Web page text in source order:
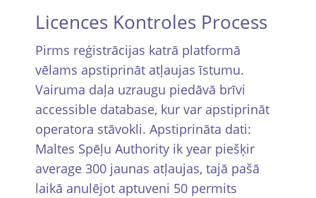
Licences Kontroles Process
Pirms reģistrācijas katrā platformā
vēlams apstiprināt atļaujas īstumu.
Vairuma daļa uzraugu piedāvā brīvi
accessible database, kur var apstiprināt
operatora stāvokli. Apstiprināta dati:
Maltes Spēļu Authority ik year piešķir
average 300 jaunas atļaujas, tajā pašā
laikā anulējot aptuveni 50 permits